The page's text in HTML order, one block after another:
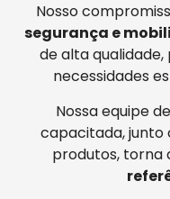
Nosso
segurança e
de alta
necessidades
Nossa equipe
capacitada, junto
produtos, torna